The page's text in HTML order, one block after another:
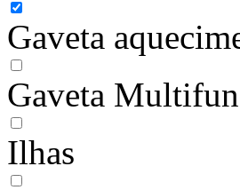
Gaveta
Gaveta
Ilhas